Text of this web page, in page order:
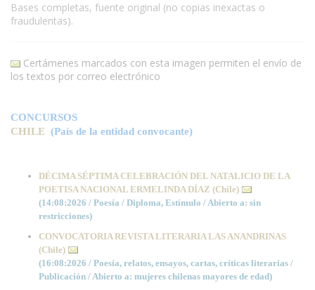
Bases completas, fuente original (no copias inexactas o
fraudulentas).
Certámenes marcados con esta imagen permiten el envío de
los textos por correo electrónico
CONCURSOS
CHILE (País de la entidad convocante)
DÉCIMA SÉPTIMA CELEBRACIÓN DEL NATALICIO DE LA
POETISA NACIONAL ERMELINDA DÍAZ (Chile)
(14:08:2026 / Poesía / Diploma, Estímulo / Abierto a: sin
restricciones)
CONVOCATORIA REVISTA LITERARIA LAS ANANDRINAS
(Chile)
(16:08:2026 / Poesía, relatos, ensayos, cartas, críticas literarias /
Publicación / Abierto a: mujeres chilenas mayores de edad)